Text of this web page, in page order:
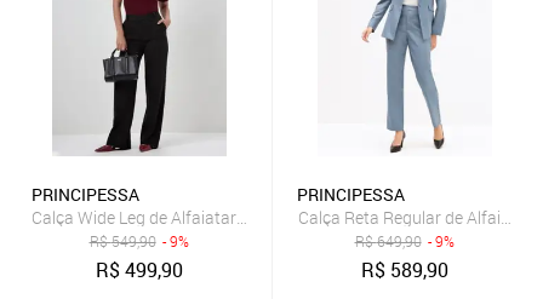
PRINCIPESSA
Calça Wide Leg de Alfaiataria Preto Zenilda
R$549,90 - 9%
R$499,90
PRINCIPESSA
Calça Reta Regular de
R$649,90 - 9%
R$ 589,90